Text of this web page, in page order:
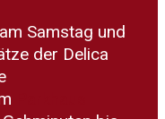
Samstag und
der Delica